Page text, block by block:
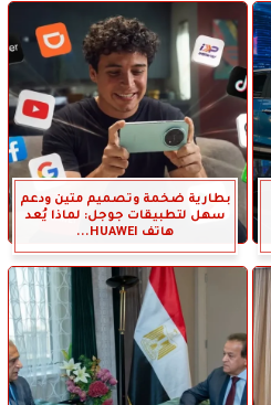
بطارية ضخمة وتصميم متين ودعم
سهل لتطبيقات جوجل: لماذا يُعد
هاتف HUAWEI...